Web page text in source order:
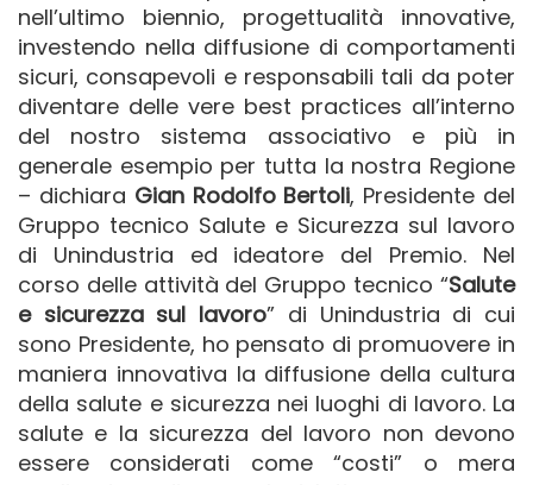
nell’ultimo biennio, progettualità innovative,
investendo nella diffusione di comportamenti
sicuri, consapevoli e responsabili tali da poter
diventare delle vere best practices all’interno
del nostro sistema associativo e più in
generale esempio per tutta la nostra Regione
– dichiara Gian Rodolfo Bertoli, Presidente del
Gruppo tecnico Salute e Sicurezza sul lavoro
di Unindustria ed ideatore del Premio. Nel
corso delle attività del Gruppo tecnico “Salute
e sicurezza sul lavoro” di Unindustria di cui
sono Presidente, ho pensato di promuovere in
maniera innovativa la diffusione della cultura
della salute e sicurezza nei luoghi di lavoro. La
salute e la sicurezza del lavoro non devono
essere considerati come “costi” o mera